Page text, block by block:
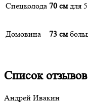
Спецколода 70 смдля
Домовина 73 см
Список отзывов
Андрей Ивакин